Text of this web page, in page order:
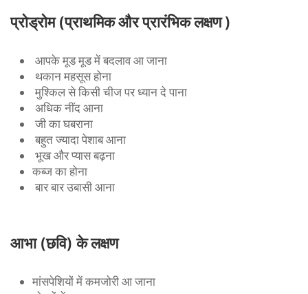
प्रोड्रोम (प्राथमिक और प्रारंभिक लक्षण )
आपके मूड मूड में बदलाव आ जाना
थकान महसूस होना
मुश्किल से किसी चीज पर ध्यान दे पाना
अधिक नींद आना
जी का घबराना
बहुत ज्यादा पेशाब आना
भूख और प्यास बढ़ना
कब्ज का होना
बार बार उबासी आना
आभा (छवि) के लक्षण
मांसपेशियों में कमजोरी आ जाना